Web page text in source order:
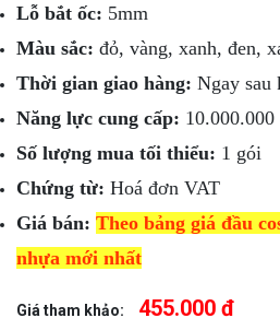
Lỗ bắt ốc: 5mm
Màu sắc: đỏ, vàng, xanh, đen,
Thời gian giao hàng: Ngay sau
Năng lực cung cấp:
Số lượng mua tối thiểu: 1 gói
Chứng từ: Hoá đơn VAT
Giá bán: Theo bảng giá đầu
nhựa mới nhất
Giá tham khảo: 455.000 đ